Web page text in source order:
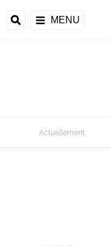
MENU
Actuellement